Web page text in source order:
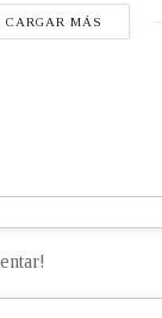
CARGAR MÁS